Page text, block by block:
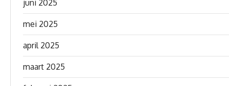
juni 2025
mei 2025
april 2025
maart 2025